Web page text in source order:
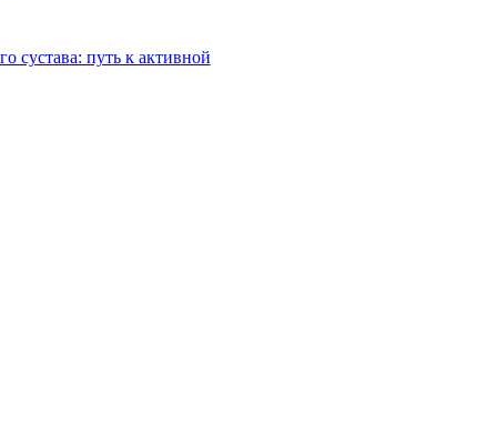
сустава: путь к активной